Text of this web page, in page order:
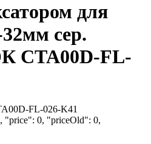
для
сер.
CTA00D-FL-
FL-026-K41
0, "priceOld": 0,